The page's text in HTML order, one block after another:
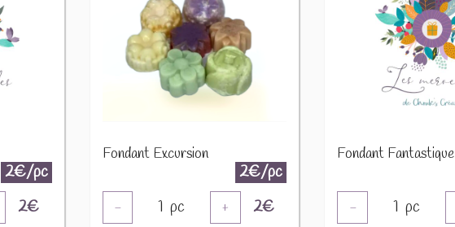
2€/pc
2€
Fondant Excursion
2€/pc
- 1 pc + 2€
Fondant Fantastique
- 1 pc